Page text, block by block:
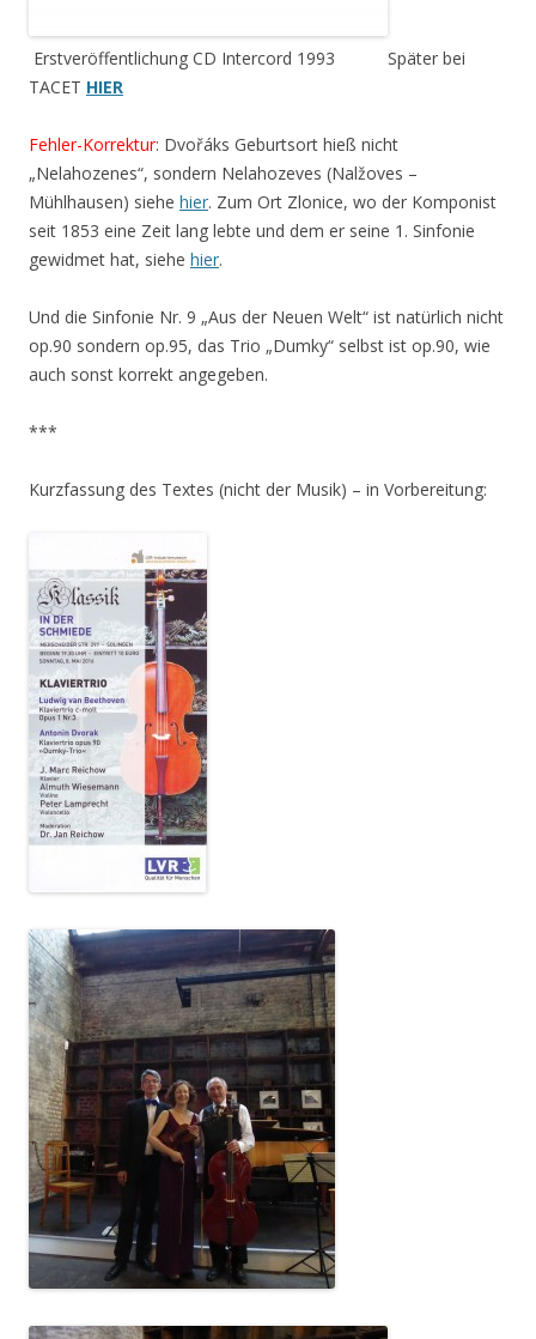
Erstveröffentlichung CD Intercord 1993 Später bei
TACET HIER
Fehler-Korrektur: Dvořáks Geburtsort hieß nicht
„Nelahozenes“, sondern Nelahozeves (Nalžoves –
Mühlhausen) siehe hier. Zum Ort Zlonice, wo der Komponist
seit 1853 eine Zeit lang lebte und dem er seine 1. Sinfonie
gewidmet hat, siehe hier.
Und die Sinfonie Nr. 9 „Aus der Neuen Welt“ ist natürlich nicht
op.90 sondern op.95, das Trio „Dumky“ selbst ist op.90, wie
auch sonst korrekt angegeben.
***
Kurzfassung des Textes (nicht der Musik) – in Vorbereitung: